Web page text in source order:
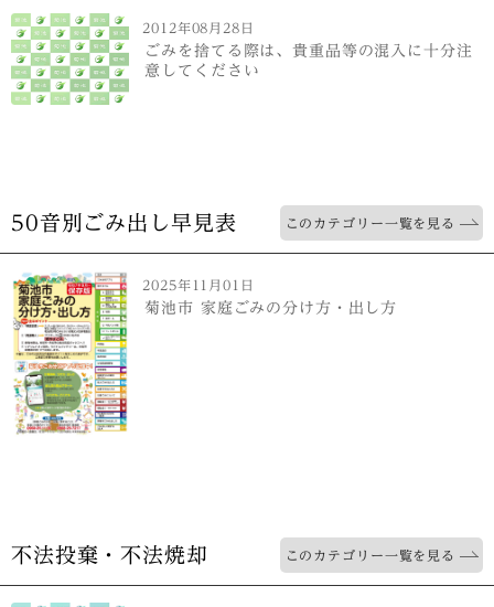
2012年08月28日
ごみを捨てる際は、貴重品等の混入に十分注
意してください
50音別ごみ出し早見表 このカテゴリー一覧を見る
2025年11月01日
菊池市 家庭ごみの分け方・出し方
不法投棄・不法焼却 このカテゴリー一覧を見る